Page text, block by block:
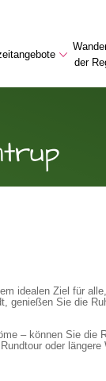
der
idealen Ziel für
genießen Sie die
– können Sie die
oder